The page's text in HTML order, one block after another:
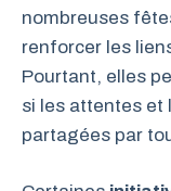
nombreuses
renforcer les
Pourtant, elles
si les attentes et
partagées par